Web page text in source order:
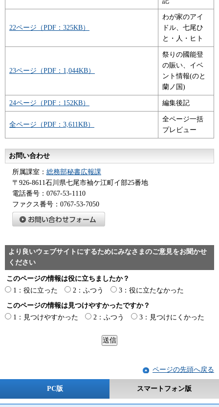
22ページ（PDF：325KB）
わが家のアイ
ドル、七尾ひ
と・人・ヒト
23ページ（PDF：1,044KB）
祭りの國能登
の賑い、イベ
ント情報(のと
蘭ノ国)
24ページ（PDF：152KB） 編集後記
全ページ（PDF：3,611KB）
全ページ一括
プレビュー
お問い合わせ
所属課室： 総務部秘書広報課
〒926-8611石川県七尾市袖ケ江町イ部25番地
電話番号：0767-53-1110
ファクス番号：0767-53-7050
より良いウェブサイトにするためにみなさまのご意見をお聞かせ
ください
このページの情報は役に立ちましたか？
1：役に立った
2：ふつう 3：役に立たなかった
このページの情報は見つけやすかったですか？
1：見つけやすかった
2：ふつう 3：見つけにくかった
ページの先頭へ戻る
PC版 スマートフォン版